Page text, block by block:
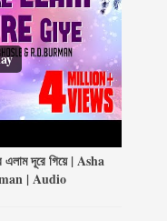
দূরে গিয়ে | Asha
| Audio